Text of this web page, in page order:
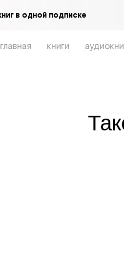
в одной подписке
главная книги